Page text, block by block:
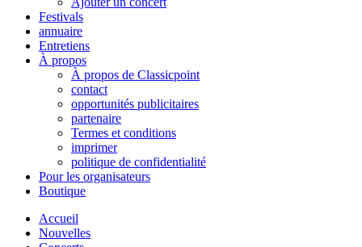
Festivals
annuaire
Entretiens
À propos
À propos de Classicpoint
contact
opportunités publicitaires
partenaire
Termes et conditions
imprimer
politique de confidentialité
Pour les organisateurs
Boutique
Accueil
Nouvelles